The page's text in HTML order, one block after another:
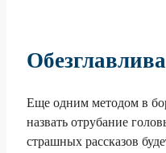
Еще одним методом в
назвать отрубание
страшных рассказов